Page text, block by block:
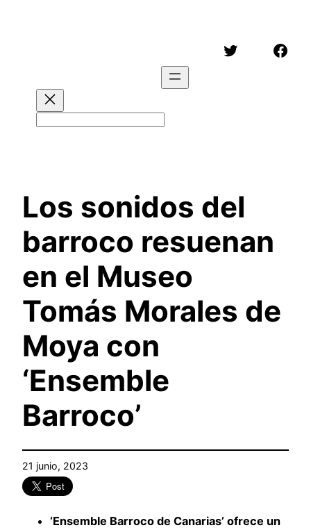
Twitter
Los sonidos del
barroco resuenan
en el Museo
Tomás Morales de
Moya con
‘Ensemble
Barroco’
21 junio, 2023
‘Ensemble Barroco de Canarias’ ofrece un